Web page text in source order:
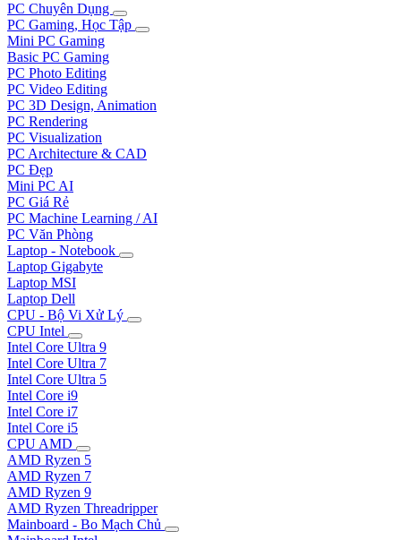
PC Chuyên Dụng
PC Gaming, Học Tập
Mini PC Gaming
Basic PC Gaming
PC Photo Editing
PC Video Editing
PC 3D Design, Animation
PC Rendering
PC Visualization
PC Architecture & CAD
PC Đẹp
Mini PC AI
PC Giá Rẻ
PC Machine Learning / AI
PC Văn Phòng
Laptop - Notebook
Laptop Gigabyte
Laptop MSI
Laptop Dell
CPU - Bộ Vi Xử Lý
CPU Intel
Intel Core Ultra 9
Intel Core Ultra 7
Intel Core Ultra 5
Intel Core i9
Intel Core i7
Intel Core i5
CPU AMD
AMD Ryzen 5
AMD Ryzen 7
AMD Ryzen 9
AMD Ryzen Threadripper
Mainboard - Bo Mạch Chủ